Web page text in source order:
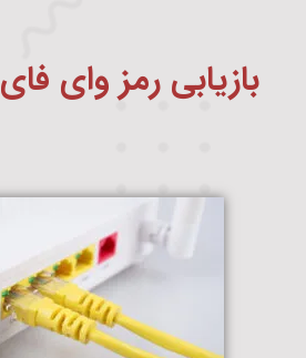
بازیابی رمز وای فای wifi مودم